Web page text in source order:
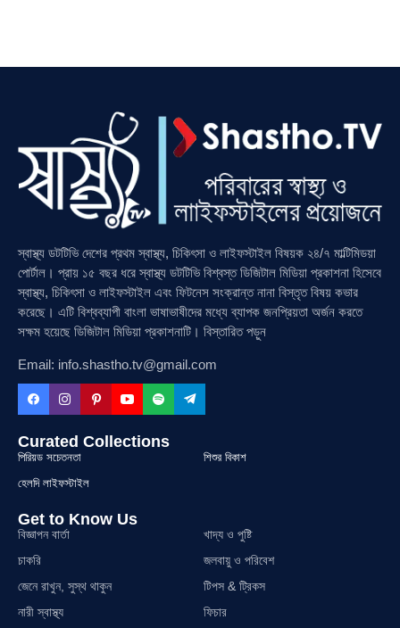
স্বাস্থ্য ডটটিভি দেশের প্রথম স্বাস্থ্য, চিকিৎসা ও লাইফস্টাইল বিষয়ক ২৪/৭ মাল্টিমিডয়া
পোর্টাল। প্রায় ১৫ বছর ধরে স্বাস্থ্য ডটটিভি বিশ্বস্ত ডিজিটাল মিডিয়া প্রকাশনা হিসেবে
স্বাস্থ্য, চিকিৎসা ও লাইফস্টাইল এবং ফিটনেস সংক্রান্ত নানা বিস্তৃত বিষয় কভার
করেছে। এটি বিশ্বব্যাপী বাংলা ভাষাভাষীদের মধ্যে ব্যাপক জনপ্রিয়তা অর্জন করতে
সক্ষম হয়েছে ডিজিটাল মিডিয়া প্রকাশনাটি। বিস্তারিত পড়ুন
Email: info.shastho.tv@gmail.com
Curated Collections
পিরিয়ড সচেতনতা
শিশুর বিকাশ
হেলদি লাইফস্টাইল
Get to Know Us
বিজ্ঞাপন বার্তা
খাদ্য ও পুষ্টি
চাকরি
জলবায়ু ও পরিবেশ
জেনে রাখুন, সুস্থ থাকুন
টিপস & ট্রিকস
নারী স্বাস্থ্য
ফিচার